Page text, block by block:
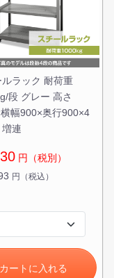
ルラック 耐荷重
段 グレー 高さ
幅900×奥行900×4
連
円（税別）
円（税込）
カートに入れる